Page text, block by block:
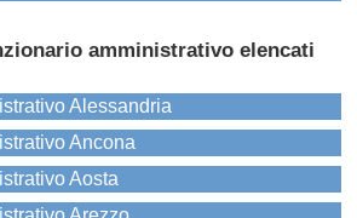
amministrativo elencati
Alessandria
Ancona
Aosta